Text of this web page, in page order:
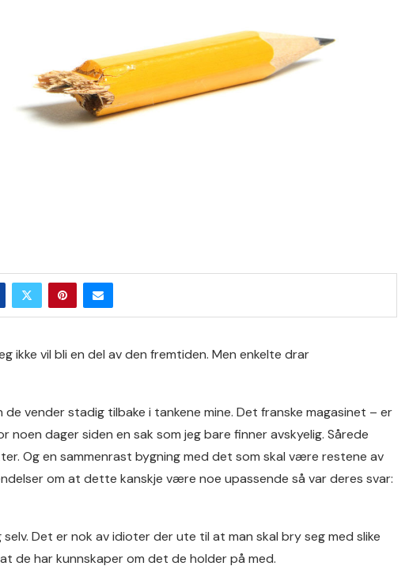
ikke vil bli en del av den fremtiden. Men enkelte drar
vender stadig tilbake i tankene mine. Det franske magasinet – er
dager siden en sak som jeg bare finner avskyelig. Sårede
Og en sammenrast bygning med det som skal være restene av
om at dette kanskje være noe upassende så var deres svar:
Det er nok av idioter der ute til at man skal bry seg med slike
de har kunnskaper om det de holder på med.